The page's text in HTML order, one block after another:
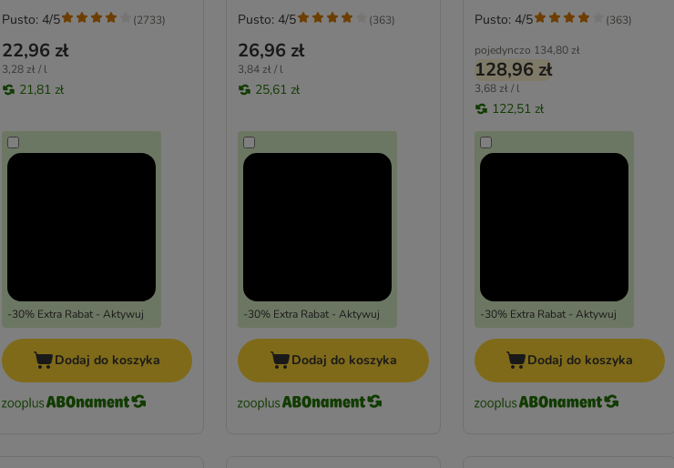
22,96 zł
3,28 zł / l
21,81 zł
-30% Extra Rabat - Aktywuj
Pusto: 4/5 (2733)
Dodaj do koszyka
26,96 zł
3,84 zł / l
25,61 zł
-30% Extra Rabat - Aktywuj
Pusto: 4/5 (363)
Dodaj do koszyka
pojedynczo 134,80 zł
128,96 zł
3,68 zł / l
122,51 zł
-30% Extra Rabat - Aktywuj
Pusto: 4/5 (363)
Dodaj do koszyka